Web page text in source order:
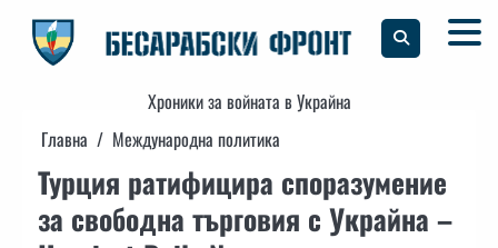
content
Хроники за войната в Украйна
Главна
Международна политика
Турция ратифицира споразумение
за свободна търговия с Украйна –